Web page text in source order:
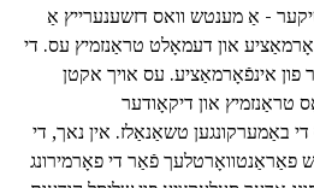
- אַ מענטש וואס דזשענערייץ אַ
און דעמאָלט טראַנזמיץ עס. די
פון אינפֿאָרמאַציע. עס אויך אקטן
טראַנזמיץ און דיקאָודער
באַמערקונגען טשאַנאַלז. אין נאך, די
פאַראַנטוואָרטלעך פֿאַר די פאָרמירונג